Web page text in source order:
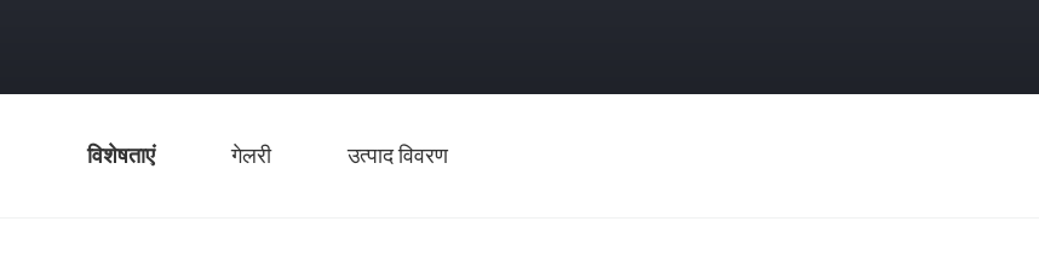
विशेषताएं गेलरी उत्पाद विवरण